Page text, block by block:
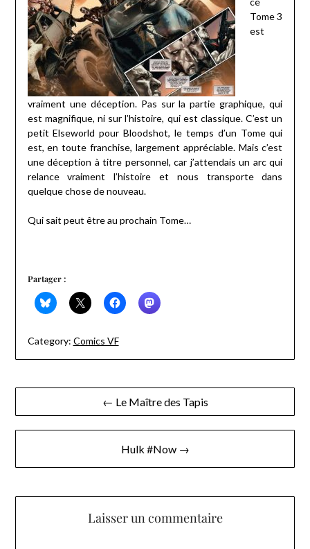
Tome 3
est
vraiment une déception. Pas sur la partie graphique, qui
est magnifique, ni sur l’histoire, qui est classique. C’est un
petit Elseworld pour Bloodshot, le temps d’un Tome qui
est, en toute franchise, largement appréciable. Mais c’est
une déception à titre personnel, car j’attendais un arc qui
relance vraiment l’histoire et nous transporte dans
quelque chose de nouveau.
Qui sait peut être au prochain Tome…
Partager :
Category: Comics VF
Navigation
de
← Le Maître des Tapis
Hulk #Now →
Laisser un commentaire